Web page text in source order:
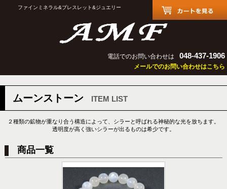
ファインミネラル&ブレスレット&ジュエリー
電話でのお問い合わせは 048-437-1906
メールでのお問い合わせはこちら
ムーンストーン ITEM LIST
２種類の鉱物が重なり合う構造によって、シラーと呼ばれる神秘的な光を放ちます。
透明度が高く強いシラーが出るものは希少です。
商品一覧